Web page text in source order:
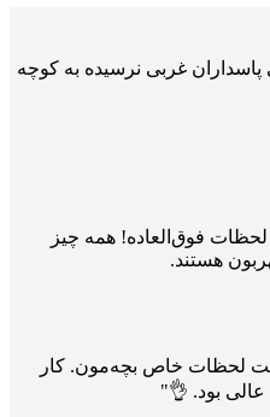
پاسداران غربی نرسیده به کوچه
لحظات فوق‌العاده! همه چیز
هستند.
لحظات خاص بچه‌مون. کار
بود. 👌"